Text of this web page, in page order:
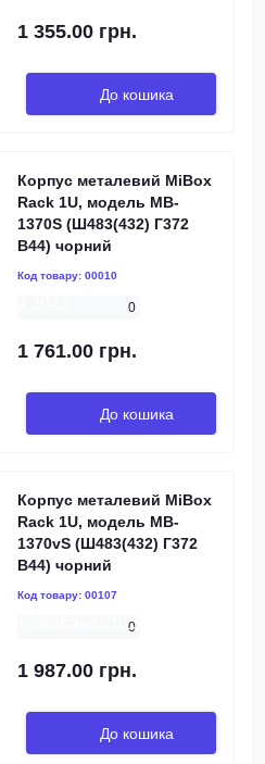
1 355.00 грн.
До кошика
Корпус металевий MiBox
Rack 1U, модель MB-
1370S (Ш483(432) Г372
В44) чорний
Код товару: 00010
0
1 761.00 грн.
До кошика
Корпус металевий MiBox
Rack 1U, модель MB-
1370vS (Ш483(432) Г372
В44) чорний
Код товару: 00107
0
1 987.00 грн.
До кошика